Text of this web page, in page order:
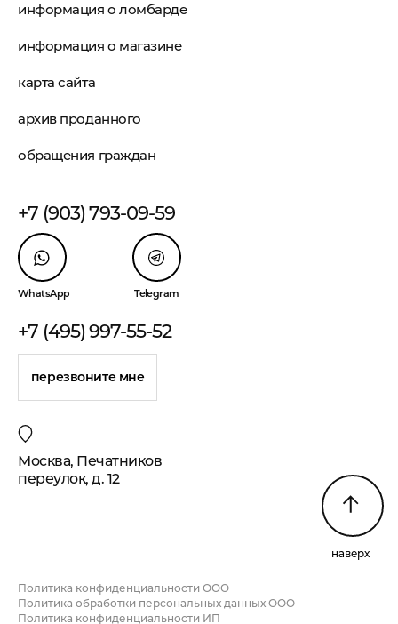
информация о ломбарде
информация о магазине
карта сайта
архив проданного
обращения граждан
+7 (903) 793-09-59
WhatsApp Telegram
+7 (495) 997-55-52
перезвоните мне
Москва, Печатников
переулок, д. 12
наверх
Политика конфиденциальности ООО
Политика обработки персональных данных ООО
Политика конфиденциальности ИП